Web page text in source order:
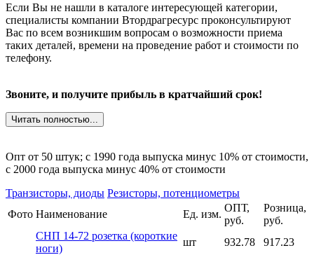
Если Вы не нашли в каталоге интересующей категории,
специалисты компании Втордрагресурс проконсультируют
Вас по всем возникшим вопросам о возможности приема
таких деталей, времени на проведение работ и стоимости по
телефону.
Звоните, и получите прибыль в кратчайший срок!
Читать полностью...
Опт от 50 штук; c 1990 года выпуска минус 10% от стоимости,
c 2000 года выпуска минус 40% от стоимости
Транзисторы, диоды Резисторы, потенциометры
Фото Наименование Ед. изм.
ОПТ,
руб.
Розница,
руб.
СНП 14-72 розетка (короткие
ноги)
шт 932.78
917.23